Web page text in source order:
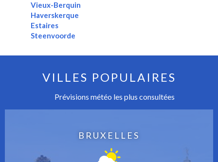
Vieux-Berquin
Haverskerque
Estaires
Steenvoorde
VILLES POPULAIRES
Prévisions météo les plus consultées
BRUXELLES